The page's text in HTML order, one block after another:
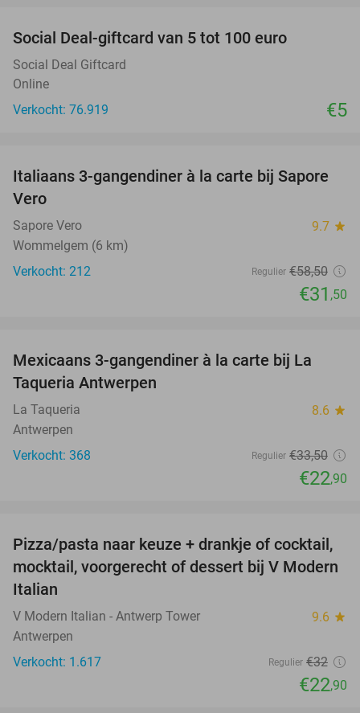
Social Deal-giftcard van 5 tot 100 euro
Social Deal Giftcard
Online
Verkocht: 76.919
€5
46%
Italiaans 3-gangendiner à la carte bij Sapore
Vero
Sapore Vero 9.7 star
Wommelgem (6 km)
Verkocht: 212
Regulier €58,50
€31 ,50
32%
Mexicaans 3-gangendiner à la carte bij La
Taqueria Antwerpen
La Taqueria 8.6 star
Antwerpen
Verkocht: 368
Regulier €33,50
€22,90
28%
Pizza/pasta naar keuze + drankje of cocktail,
mocktail, voorgerecht of dessert bij V Modern
Italian
V Modern Italian - Antwerp Tower 9.6 star
Antwerpen
Verkocht: 1.617
Regulier €32
€22,90